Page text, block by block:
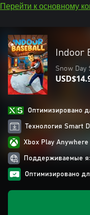
Перейти к основному
Indoor
Snow Day
Оптимизировано
Технология Smart
Xbox Play Anywhere
Поддерживаемые
Оптимизировано